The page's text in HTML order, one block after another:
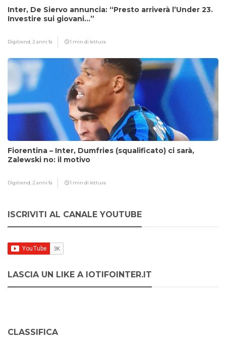
Inter, De Siervo annuncia: “Presto arriverà l’Under 23.
Investire sui giovani…”
Digitrend, 2 anni fa 1 min di lettura
Fiorentina – Inter, Dumfries (squalificato) ci sarà,
Zalewski no: il motivo
Digitrend, 2 anni fa 1 min di lettura
ISCRIVITI AL CANALE YOUTUBE
LASCIA UN LIKE A IOTIFOINTER.IT
CLASSIFICA